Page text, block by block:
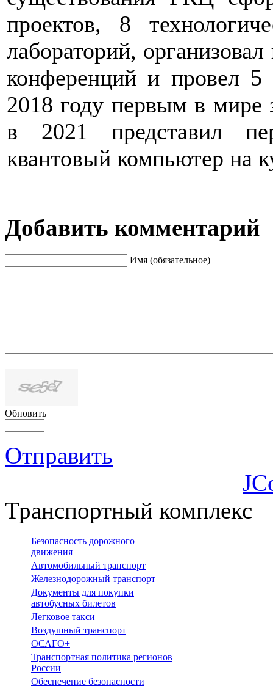
проектов, 8
лабораторий,
конференций и провел
2018 году первым в мире
в 2021 представил
квантовый компьютер на
Добавить комментарий
Имя (обязательное)
Обновить
Отправить
Транспортный комплекс
Безопасность дорожного
движения
Автомобильный транспорт
Железнодорожный транспорт
Документы для покупки
автобусных билетов
Легковое такси
Воздушный транспорт
ОСАГО+
Транспортная политика регионов
России
Обеспечение безопасности